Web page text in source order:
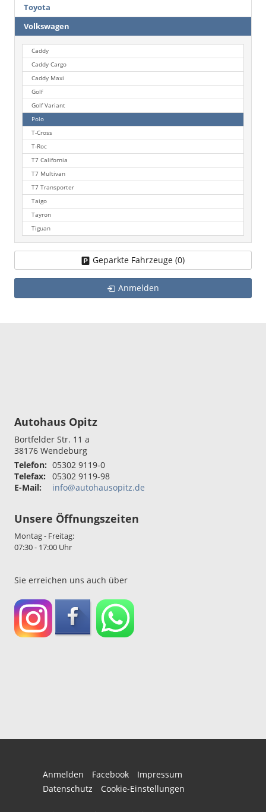
Toyota
Volkswagen
Caddy
Caddy Cargo
Caddy Maxi
Golf
Golf Variant
Polo
T-Cross
T-Roc
T7 California
T7 Multivan
T7 Transporter
Taigo
Tayron
Tiguan
Geparkte Fahrzeuge (0)
Anmelden
Autohaus Opitz
Bortfelder Str. 11 a
38176 Wendeburg
Telefon: 05302 9119-0
Telefax:
05302 9119-98
E-Mail:
info@autohausopitz.de
Unsere Öffnungszeiten
Montag - Freitag:
07:30 - 17:00 Uhr
Sie erreichen uns auch über
Anmelden Facebook
Impressum
Datenschutz
Cookie-Einstellungen